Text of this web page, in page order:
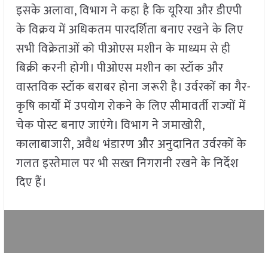
इसके अलावा, विभाग ने कहा है कि यूरिया और डीएपी
के विक्रय में अधिकतम पारदर्शिता बनाए रखने के लिए
सभी विक्रेताओं को पीओएस मशीन के माध्यम से ही
बिक्री करनी होगी। पीओएस मशीन का स्टॉक और
वास्तविक स्टॉक बराबर होना जरूरी है। उर्वरकों का गैर-
कृषि कार्यों में उपयोग रोकने के लिए सीमावर्ती राज्यों में
चेक पोस्ट बनाए जाएंगे। विभाग ने जमाखोरी,
कालाबाजारी, अवैध भंडारण और अनुदानित उर्वरकों के
गलत इस्तेमाल पर भी सख्त निगरानी रखने के निर्देश
दिए हैं।